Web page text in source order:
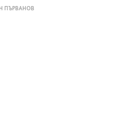
ПЪРВАНОВ